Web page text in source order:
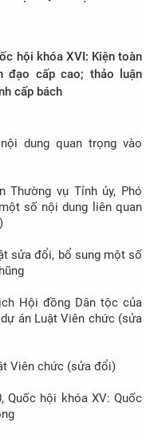
hội khóa XVI: Kiện toàn
đạo cấp cao; thảo luận
cấp bách
dung quan trọng vào
Thường vụ Tỉnh ủy, Phó
số nội dung liên quan
sửa đổi, bổ sung một số
Hội đồng Dân tộc của
án Luật Viên chức (sửa
Viên chức (sửa đổi)
Quốc hội khóa XV: Quốc